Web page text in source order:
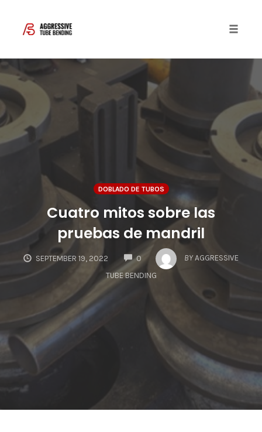
Skip
content
DOBLADO DE TUBOS
Cuatro mitos sobre las
pruebas de mandril
SEPTEMBER 19, 2022 0
COMMENTS
BY AGGRESSIVE
TUBE BENDING